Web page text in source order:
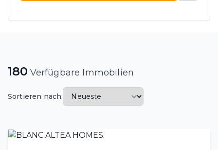
180 Verfügbare Immobilien
Sortieren nach: